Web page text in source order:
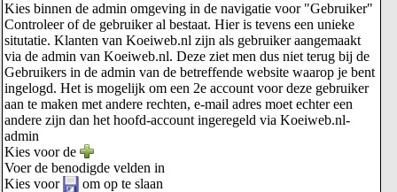
Kies binnen de admin omgeving in de navigatie voor "Gebruiker"
Controleer of de gebruiker al bestaat. Hier is tevens een unieke
situtatie. Klanten van Koeiweb.nl zijn als gebruiker aangemaakt
via de admin van Koeiweb.nl. Deze ziet men dus niet terug bij de
Gebruikers in de admin van de betreffende website waarop je bent
ingelogd. Het is mogelijk om een 2e account voor deze gebruiker
aan te maken met andere rechten, e-mail adres moet echter een
andere zijn dan het hoofd-account ingeregeld via Koeiweb.nl-
admin
Kies voor de
Voer de benodigde velden in
Kies voor
om op te slaan